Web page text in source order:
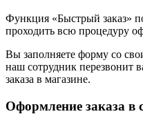
Функция «Быстрый заказ»
проходить всю процедуру
Вы заполняете форму со
наш сотрудник перезвонит
заказа в магазине.
Оформление заказа в